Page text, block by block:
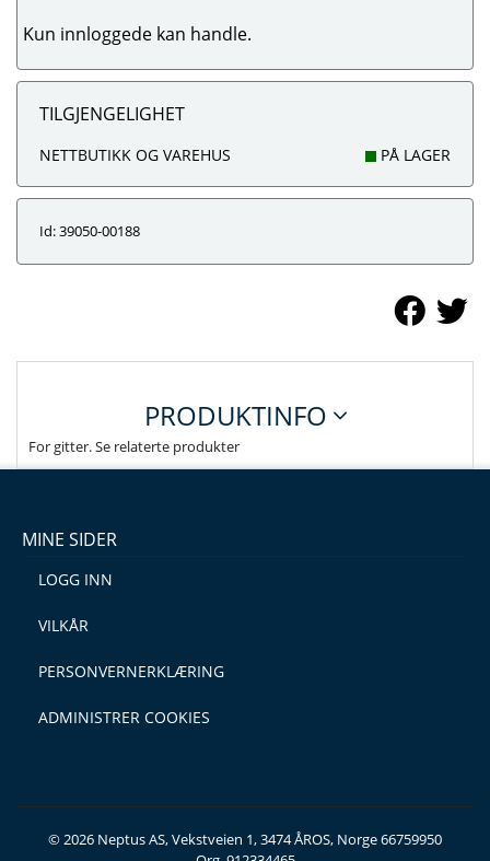
Kun innloggede kan handle.
TILGJENGELIGHET
NETTBUTIKK OG VAREHUS PÅ LAGER
Id: 39050-00188
PRODUKTINFO
For gitter. Se relaterte produkter
MINE SIDER
LOGG INN
VILKÅR
PERSONVERNERKLÆRING
ADMINISTRER COOKIES
© 2026 Neptus AS, Vekstveien 1, 3474 ÅROS, Norge 66759950